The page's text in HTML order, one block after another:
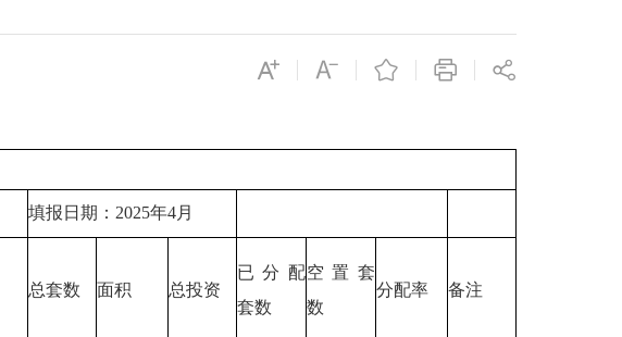
填报日期：2025年4月
总套数 面积 总投资
已分配
套数
空置套
数
分配率 备注